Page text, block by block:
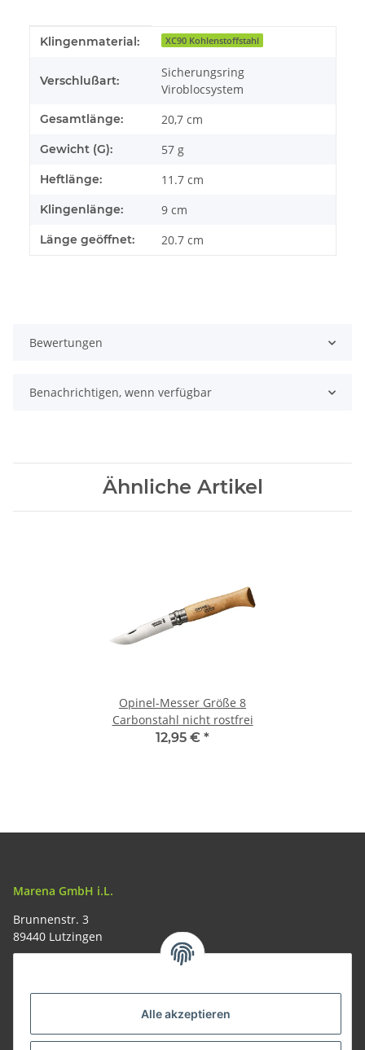
Alle akzeptieren
Produkteigenschaft
Wert
Klingenmaterial: XC90 Kohlenstoffstahl
Verschlußart:
Sicherungsring
Viroblocsystem
Gesamtlänge: 20,7 cm
Gewicht (G): 57 g
Heftlänge: 11.7 cm
Klingenlänge: 9 cm
Länge geöffnet: 20.7 cm
Bewertungen
Benachrichtigen, wenn verfügbar
Ähnliche Artikel
Opinel-Messer Größe 8
Carbonstahl nicht rostfrei
12,95 € *
Marena GmbH i.L.
Brunnenstr. 3
89440 Lutzingen